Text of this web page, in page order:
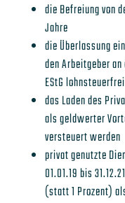
die Befreiung von
Jahre
die Überlassung
den Arbeitgeber
EStG lohnsteuerfrei
das Laden des
als geldwerter
versteuert werden
privat genutzte
01.01.19 bis
(statt 1 Prozent)